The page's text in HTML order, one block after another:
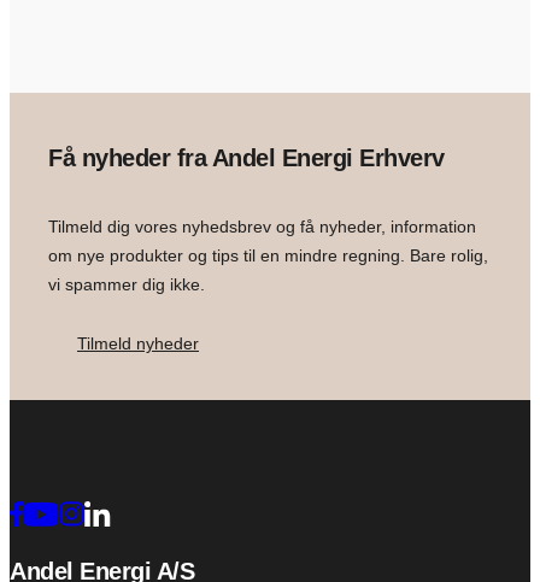
Få nyheder fra Andel Energi Erhverv
Tilmeld dig vores nyhedsbrev og få nyheder, information
om nye produkter og tips til en mindre regning. Bare rolig,
vi spammer dig ikke.
Tilmeld nyheder
Andel Energi A/S